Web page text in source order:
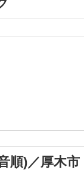
順)／厚木市